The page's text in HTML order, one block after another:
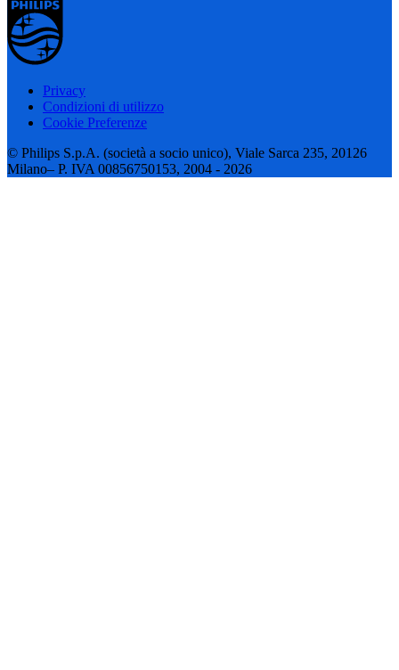
Privacy
Condizioni di utilizzo
Cookie Preferenze
© Philips S.p.A. (società a socio unico), Viale Sarca 235, 20126
Milano– P. IVA 00856750153, 2004 - 2026